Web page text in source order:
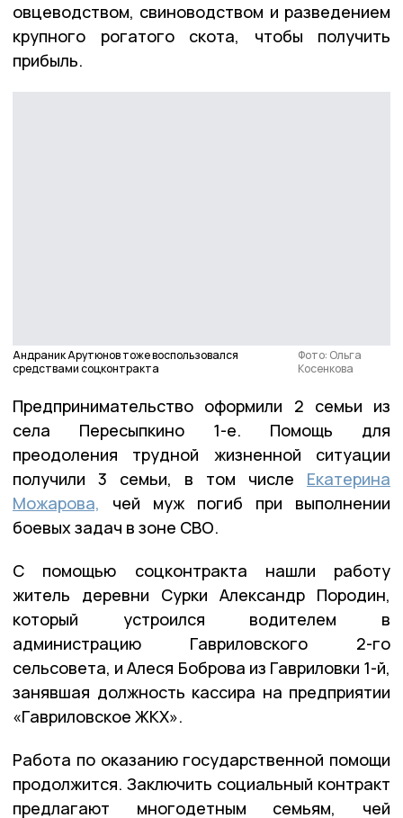
овцеводством, свиноводством и разведением
крупного рогатого скота, чтобы получить
прибыль.
Андраник Арутюнов тоже воспользовался
средствами соцконтракта
Фото: Ольга
Косенкова
Предпринимательство оформили 2 семьи из
села Пересыпкино 1-е. Помощь для
преодоления трудной жизненной ситуации
получили 3 семьи, в том числе Екатерина
Можарова, чей муж погиб при выполнении
боевых задач в зоне СВО.
С помощью соцконтракта нашли работу
житель деревни Сурки Александр Породин,
который устроился водителем в
администрацию Гавриловского 2-го
сельсовета, и Алеся Боброва из Гавриловки 1-й,
занявшая должность кассира на предприятии
«Гавриловское ЖКХ».
Работа по оказанию государственной помощи
продолжится. Заключить социальный контракт
предлагают многодетным семьям, чей